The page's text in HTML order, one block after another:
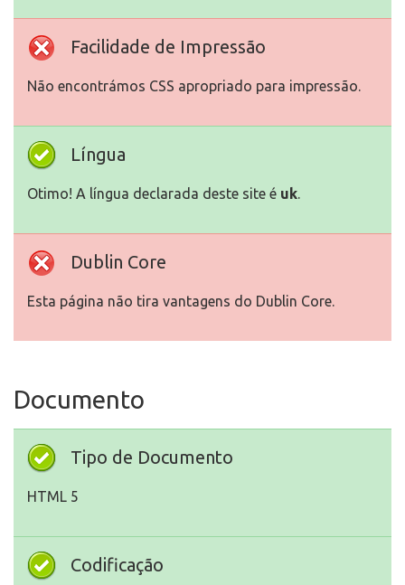
Facilidade de Impressão
Não encontrámos CSS apropriado para impressão.
Língua
Otimo! A língua declarada deste site é uk.
Dublin Core
Esta página não tira vantagens do Dublin Core.
Documento
Tipo de Documento
HTML 5
Codificação